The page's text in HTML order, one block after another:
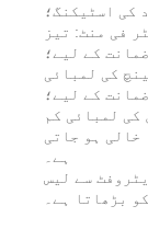
کی اسٹیکنگ؛
زیادہ لائن کی رفتار 80 میٹر فی منٹ: تیز
کے لیے؛
کی لمبائی
کے لیے؛
کی لمبائی کم
خالی ہو جاتی
ہے۔
سے لیس
بڑھاتا ہے۔